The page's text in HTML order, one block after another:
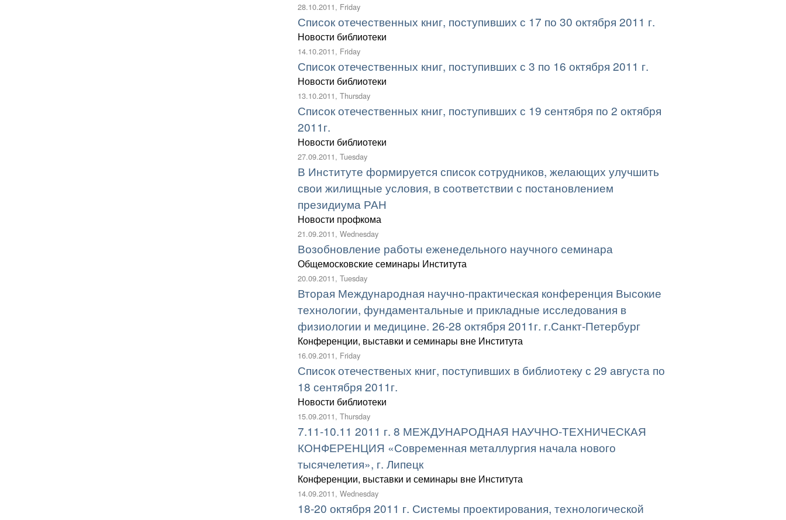
28.10.2011, Friday
Список отечественных книг, поступивших с 17 по 30 октября 2011 г.
Новости библиотеки
14.10.2011, Friday
Список отечественных книг, поступивших с 3 по 16 октября 2011 г.
Новости библиотеки
13.10.2011, Thursday
Список отечественных книг, поступивших с 19 сентября по 2 октября
2011г.
Новости библиотеки
27.09.2011, Tuesday
В Институте формируется список сотрудников, желающих улучшить
свои жилищные условия, в соответствии с постановлением
президиума РАН
Новости профкома
21.09.2011, Wednesday
Возобновление работы еженедельного научного семинара
Общемосковские семинары Института
20.09.2011, Tuesday
Вторая Международная научно-практическая конференция Высокие
технологии, фундаментальные и прикладные исследования в
физиологии и медицине. 26-28 октября 2011г. г.Санкт-Петербург
Конференции, выставки и семинары вне Института
16.09.2011, Friday
Список отечественых книг, поступивших в библиотеку с 29 августа по
18 сентября 2011г.
Новости библиотеки
15.09.2011, Thursday
7.11-10.11 2011 г. 8 МЕЖДУНАРОДНАЯ НАУЧНО-ТЕХНИЧЕСКАЯ
КОНФЕРЕНЦИЯ «Современная металлургия начала нового
тысячелетия», г. Липецк
Конференции, выставки и семинары вне Института
14.09.2011, Wednesday
18-20 октября 2011 г. Системы проектирования, технологической